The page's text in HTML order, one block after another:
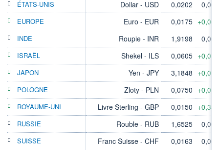
ÉTATS-UNIS Dollar - USD 0,0202
EUROPE Euro - EUR 0,0175
INDE Roupie - INR 1,9198
ISRAËL Shekel - ILS 0,0605
JAPON Yen - JPY 3,1848
POLOGNE Zloty - PLN 0,0750
ROYAUME-UNI Livre Sterling - GBP 0,0150
RUSSIE Rouble - RUB 1,6525
SUISSE Franc Suisse - CHF 0,0163